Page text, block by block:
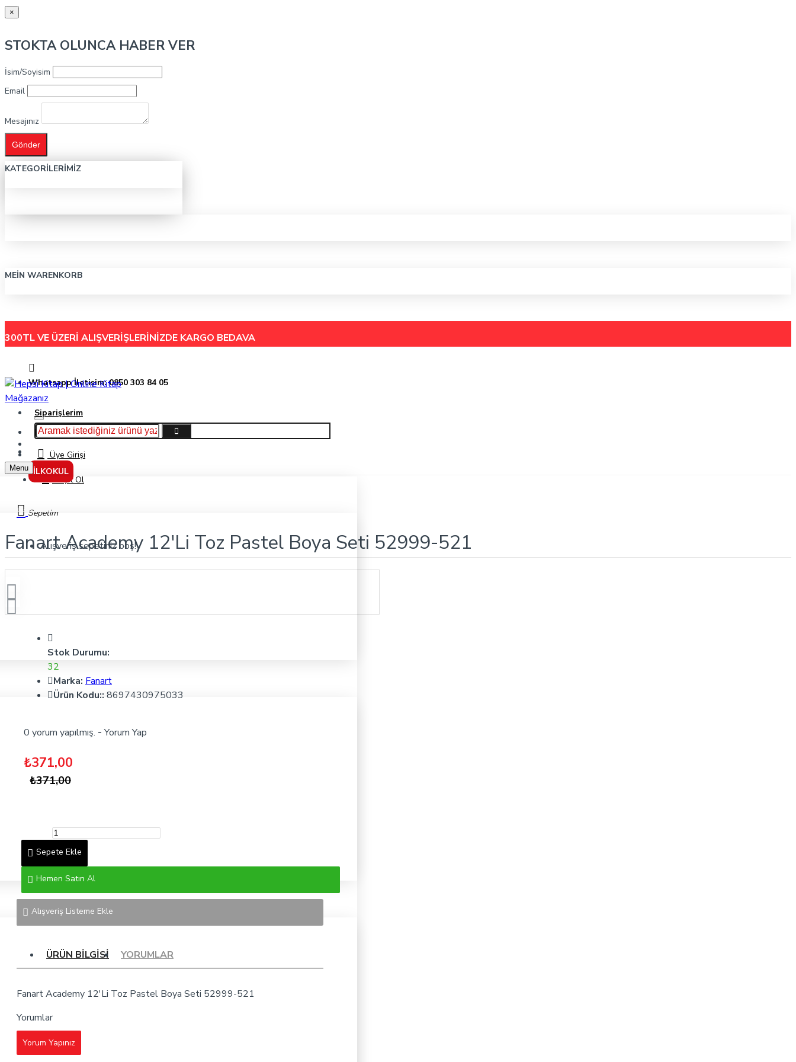
×
STOKTA OLUNCA HABER VER
İsim/Soyisim
Email
Mesajınız
Gönder
KATEGORILERIMIZ
MEIN WARENKORB
300TL VE ÜZERİ ALIŞVERİŞLERİNİZDE KARGO BEDAVA
Whatsapp İletişim: 0850 303 84 05
Siparişlerim
Hakkımızda
İletişimÜye Girişi
Kayıt Ol
Sepetim
Alışveriş sepetiniz boş!
İLKOKUL
Menu
Fanart Academy 12'Li Toz Pastel Boya Seti 52999-521
Fanart Academy 12'Li Toz Pastel Boya Seti 52999-521
Stok Durumu:
32
Marka: Fanart
Ürün Kodu:: 8697430975033
0 yorum yapılmış. - Yorum Yap
₺371,00
₺371,00
Sepete Ekle
Hemen Satın Al
Alışveriş Listeme Ekle
ÜRÜN BILGISI YORUMLAR
Fanart Academy 12'Li Toz Pastel Boya Seti 52999-521
Yorumlar
Yorum Yapınız